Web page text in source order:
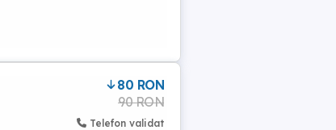
80 RON
90 RON
Telefon validat